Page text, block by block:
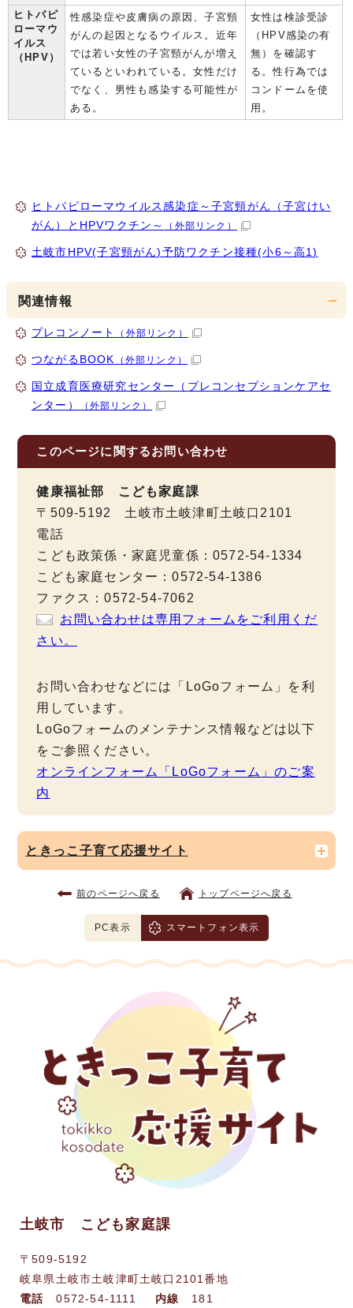
ヒトパピ
ローマウ
イルス
（HPV）
性感染症や皮膚病の原因、子宮頸
がんの起因となるウイルス。近年
では若い女性の子宮頸がんが増え
ているといわれている。女性だけ
でなく、男性も感染する可能性が
ある。
女性は検診受診
（HPV感染の有
無）を確認す
る。性行為では
コンドームを使
用。
ヒトパピローマウイルス感染症～子宮頸がん（子宮けい
がん）とHPVワクチン～
（外部リンク）
土岐市HPV(子宮頸がん)予防ワクチン接種(小6～高1)
関連情報
プレコンノート （外部リンク）
つながるBOOK （外部リンク）
国立成育医療研究センター（プレコンセプションケアセ
ンター）
（外部リンク）
このページに関するお問い合わせ
健康福祉部 こども家庭課
〒509-5192 土岐市土岐津町土岐口2101
電話
こども政策係・家庭児童係：0572-54-1334
こども家庭センター：0572-54-1386
ファクス：0572-54-7062
お問い合わせは専用フォームをご利用くだ
さい。
お問い合わせなどには「LoGoフォーム」を利
用しています。
LoGoフォームのメンテナンス情報などは以下
をご参照ください。
オンラインフォーム「LoGoフォーム」のご案
内
ときっこ子育て応援サイト
前のページへ戻る トップページへ戻る
PC表示 スマートフォン表示
土岐市 こども家庭課
〒509-5192
岐阜県土岐市土岐津町土岐口2101番地
電話
0572-54-1111 内線 181